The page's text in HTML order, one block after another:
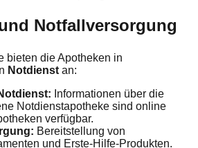
Notfallversorgung
bieten die Apotheken in
Notdienst an:
Informationen über die
Notdienstapotheke sind online
verfügbar.
Bereitstellung von
und Erste-Hilfe-Produkten.